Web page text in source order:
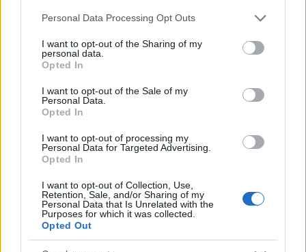
Please note that this website/app uses one or more Google
not limited to your visit or usage behaviour. You may click to
grant or deny consent to Google and its third-party tags to
use your data for below specified purposes in below Google
consent section.
Personal Data Processing Opt Outs
I want to opt-out of the Sharing of my
personal data.
Opted In
I want to opt-out of the Sale of my
Personal Data.
Opted In
I want to opt-out of processing my
Personal Data for Targeted Advertising.
Opted In
I want to opt-out of Collection, Use,
Retention, Sale, and/or Sharing of my
Personal Data that Is Unrelated with the
Purposes for which it was collected.
Opted Out
6. Hallelujah - Leonard Cohen/Alexandra Burke/Jeff
7. My Heart Will Go On - Celine Dion
8. Fix You - Coldplay
10. Without You - Harry Nilsson
11. Yesterday - The Beatles
13. My Way - Frank Sinatra
14. Sound Of Silence - Simon and Garfunkel
15. Aint No Sunshine - Bill Withers
16. Love Will Tear Us Apart - Joy Division
17. Leaving On A Jet Plane - Peter, Paul and Mary
18. Eleanor Rigby - The Beatles
19. Annie's Song - John Denver
20. Everybody's Got To Learn Sometimes - Korgis